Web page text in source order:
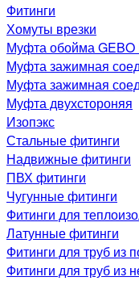
Фитинги
Хомуты врезки
Муфта обойма GEBO
Муфта зажимная
Муфта зажимная
Муфта двухстороняя
Изопэкс
Стальные фитинги
Надвижные фитинги
ПВХ фитинги
Чугунные фитинги
Фитинги для
Латунные фитинги
Фитинги для труб из
Фитинги для труб из